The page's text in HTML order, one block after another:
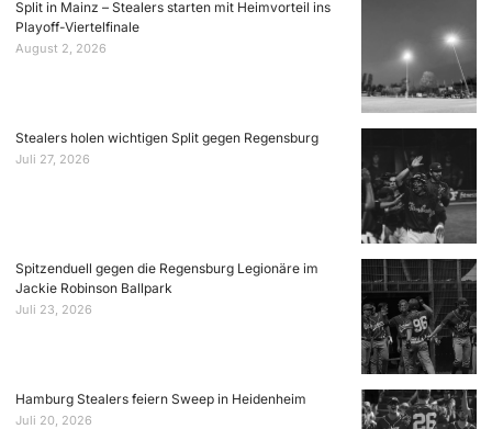
Split in Mainz – Stealers starten mit Heimvorteil ins
Playoff-Viertelfinale
August 2, 2026
Stealers holen wichtigen Split gegen Regensburg
Juli 27, 2026
Spitzenduell gegen die Regensburg Legionäre im
Jackie Robinson Ballpark
Juli 23, 2026
Hamburg Stealers feiern Sweep in Heidenheim
Juli 20, 2026